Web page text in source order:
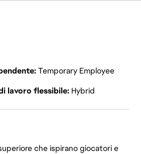
Temporary Employee
lavoro flessibile Hybrid
che ispirano giocatori e